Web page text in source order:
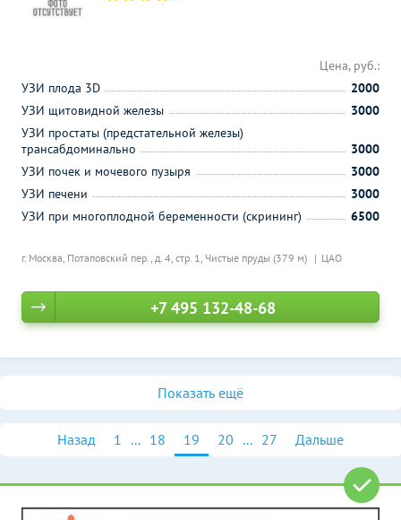
г. Москва, Потаповский пер., д. 4, стр. 1, Чистые пруды (379 м) ЦАО
Цена, руб.:
УЗИ плода 3D
2000
УЗИ щитовидной железы
3000
УЗИ простаты (предстательной железы)
трансабдоминально
3000
УЗИ почек и мочевого пузыря
3000
УЗИ печени
3000
УЗИ при многоплодной беременности (скрининг)
6500
+7 495 132-48-68
Показать ещё
Назад 1 ... 18 19 20 ... 27 Дальше